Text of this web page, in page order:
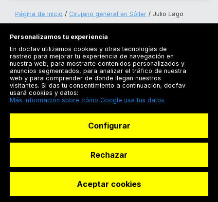
Solicitar reserva
Página de inicio Cirujano general en Sóller Julio Lago
Registrarse
Docfav
© Dashboard Technologies S.L
Personalizamos tu experiencia
En docfav utilizamos cookies y otras tecnologías de
rastreo para mejorar tu experiencia de navegación en
nuestra web, para mostrarte contenidos personalizados y
anuncios segmentados, para analizar el tráfico de nuestra
web y para comprender de donde llegan nuestros
visitantes. Si das tu consentimiento a continuación, docfav
usará cookies y datos:
Más información sobre cómo Google usa tus datos
Configurar
Rechazar
Aceptar cookies